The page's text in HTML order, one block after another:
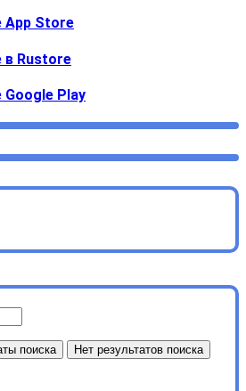
App Store
в Rustore
Google Play
поиска Нет результатов поиска